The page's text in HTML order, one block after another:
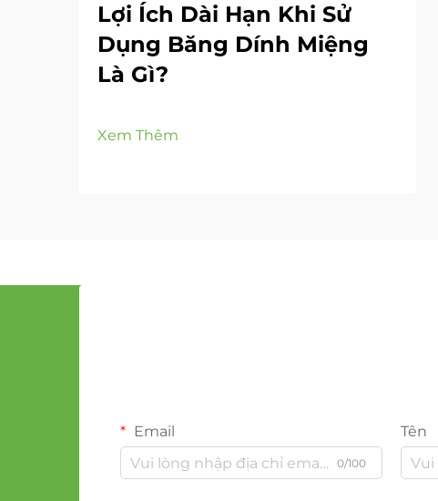
Lợi Ích Dài Hạn Khi Sử
Dụng Băng Dính Miệng
Là Gì?
Xem Thêm
Email
0/100
Tên